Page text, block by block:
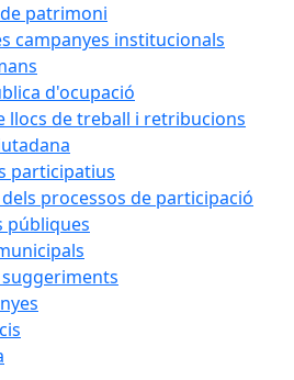
patrimoni
campanyes institucionals
d'ocupació
llocs de treball i retribucions
participatius
processos de participació
públiques